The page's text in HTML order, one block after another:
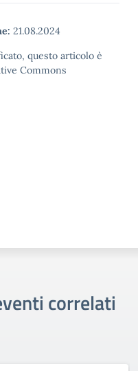
21.08.2024
questo articolo è
Commons
correlati